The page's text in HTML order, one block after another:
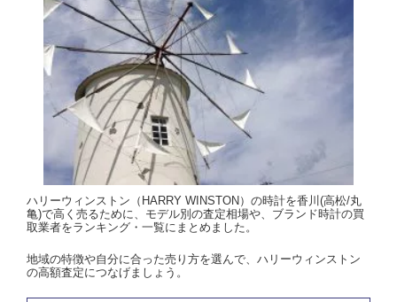
ハリーウィンストン（HARRY WINSTON）の時計を香川(高松/丸
亀)で高く売るために、モデル別の査定相場や、ブランド時計の買
取業者をランキング・一覧にまとめました。
地域の特徴や自分に合った売り方を選んで、ハリーウィンストン
の高額査定につなげましょう。